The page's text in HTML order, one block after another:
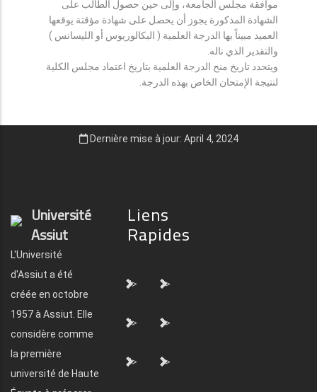
موافقة مجلس الجامعة، وإلى حين حصول الطالب على
الشهادة المذكورة يجوز أن يحصل على شهادة مؤقتة يوقعها
العميد مبيناً بها الدرجة العلمية ( البكالوريوس أو الليسانس )
والتقدير الذي ناله.
ويتحدد تاريخ منح الدرجة العلمية بتاريخ اعتماد مجلس الكلية
لنتيجة الإمتحان الخاص بهذه الدرجة.
Dernière mise à jour: April 4, 2024
Université
Assiut
L'Université
d'Assiut a été
créée en octobre
1957 à Assiut. Elle
considère comme
la première
université de Haute
Liens
Rapides
"> ">
"> ">
"> ">